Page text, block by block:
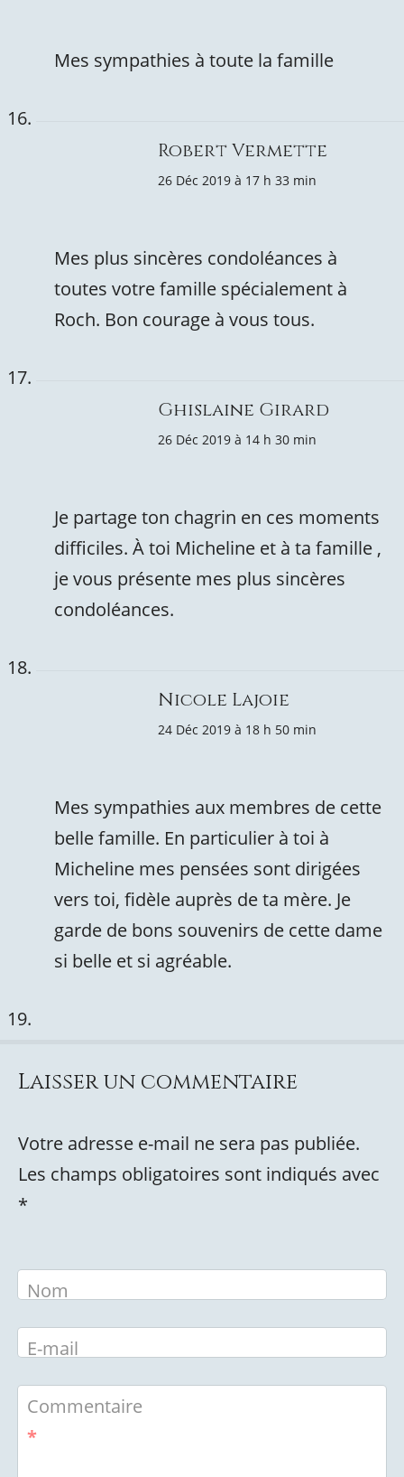
Mes sympathies à toute la famille
Robert Vermette
26 Déc 2019 à 17 h 33 min
Mes plus sincères condoléances à
toutes votre famille spécialement à
Roch. Bon courage à vous tous.
Ghislaine Girard
26 Déc 2019 à 14 h 30 min
Je partage ton chagrin en ces moments
difficiles. À toi Micheline et à ta famille ,
je vous présente mes plus sincères
condoléances.
Nicole Lajoie
24 Déc 2019 à 18 h 50 min
Mes sympathies aux membres de cette
belle famille. En particulier à toi à
Micheline mes pensées sont dirigées
vers toi, fidèle auprès de ta mère. Je
garde de bons souvenirs de cette dame
si belle et si agréable.
Laisser un commentaire
Votre adresse e-mail ne sera pas publiée.
Les champs obligatoires sont indiqués avec
*
Nom
E-mail
Commentaire
*